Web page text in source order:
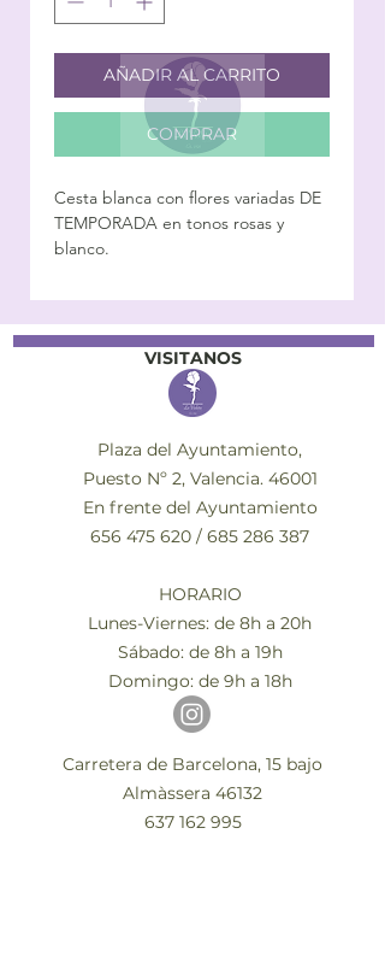
AÑADIR AL CARRITO
COMPRAR
Cesta blanca con flores variadas DE
TEMPORADA en tonos rosas y
blanco.
VISITANOS
Plaza del Ayuntamiento,
Puesto Nº 2, Valencia. 46001
En frente del Ayuntamiento
656 475 620 / 685 286 387
HORARIO
Lunes-Viernes: de 8h a 20h
Sábado: de 8h a 19h
Domingo: de 9h a 18h
Carretera de Barcelona, 15 bajo
Almàssera 46132
637 162 995